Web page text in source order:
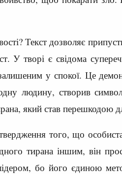
Текст дозволяє
У творі є свідома
у спокої. Це
людину, створив
який став перешкодою
того, що
тирана іншим, він
бо його єдиною